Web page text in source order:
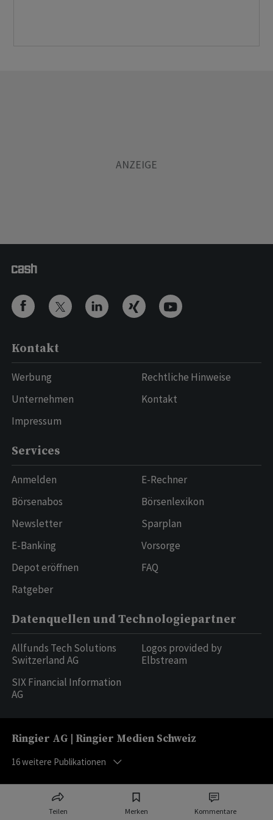
Teilen Merken Kommentare
Kontakt
Werbung
Unternehmen
Impressum
Rechtliche Hinweise
Kontakt
Services
Anmelden
Börsenabos
Newsletter
E-Banking
Depot eröffnen
Ratgeber
E-Rechner
Börsenlexikon
Sparplan
Vorsorge
FAQ
Datenquellen und Technologiepartner
Allfunds Tech Solutions
Switzerland AG
SIX Financial Information
AG
Logos provided by
Elbstream
Ringier AG | Ringier Medien Schweiz
16weitere Publikationen